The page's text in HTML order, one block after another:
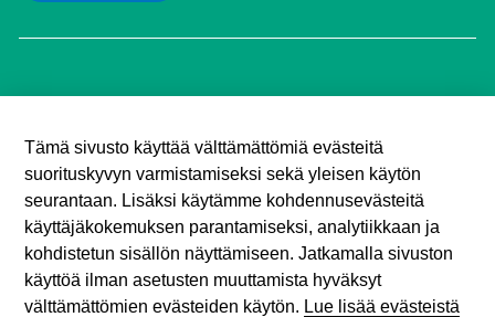
00100 Helsinki
Puh. 040 547 7090
toimisto (@) tyottomat.fi
Y-tunnus: 1003909-9
Tämä sivusto käyttää välttämättömiä evästeitä
suorituskyvyn varmistamiseksi sekä yleisen käytön
seurantaan. Lisäksi käytämme kohdennusevästeitä
käyttäjäkokemuksen parantamiseksi, analytiikkaan ja
kohdistetun sisällön näyttämiseen. Jatkamalla sivuston
käyttöä ilman asetusten muuttamista hyväksyt
välttämättömien evästeiden käytön. Lue lisää evästeistä